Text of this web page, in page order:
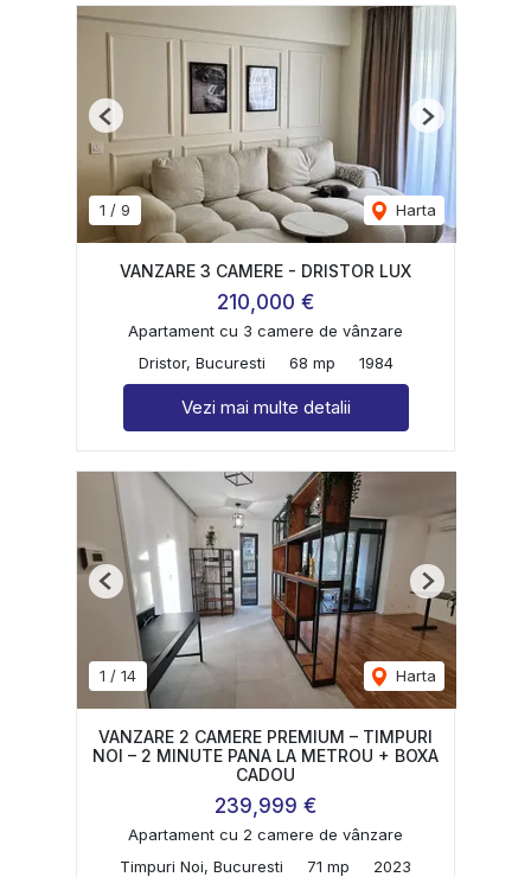
1 / 9 Harta
Previous Next
VANZARE 3 CAMERE - DRISTOR LUX
210,000 €
Apartament cu 3 camere de vânzare
Dristor, Bucuresti
68 mp 1984
Vezi mai multe detalii
1 / 14 Harta
Previous Next
VANZARE 2 CAMERE PREMIUM – TIMPURI
NOI – 2 MINUTE PANA LA METROU + BOXA
CADOU
239,999 €
Apartament cu 2 camere de vânzare
Timpuri Noi, Bucuresti
71 mp 2023